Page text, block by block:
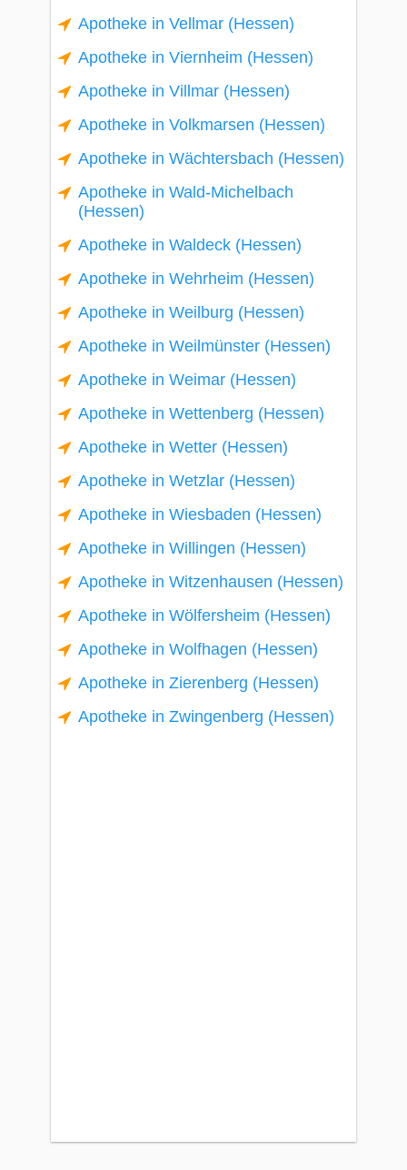
Apotheke in Vellmar (Hessen)
Apotheke in Viernheim (Hessen)
Apotheke in Villmar (Hessen)
Apotheke in Volkmarsen (Hessen)
Apotheke in Wächtersbach (Hessen)
Apotheke in Wald-Michelbach
(Hessen)
Apotheke in Waldeck (Hessen)
Apotheke in Wehrheim (Hessen)
Apotheke in Weilburg (Hessen)
Apotheke in Weilmünster (Hessen)
Apotheke in Weimar (Hessen)
Apotheke in Wettenberg (Hessen)
Apotheke in Wetter (Hessen)
Apotheke in Wetzlar (Hessen)
Apotheke in Wiesbaden (Hessen)
Apotheke in Willingen (Hessen)
Apotheke in Witzenhausen (Hessen)
Apotheke in Wölfersheim (Hessen)
Apotheke in Wolfhagen (Hessen)
Apotheke in Zierenberg (Hessen)
Apotheke in Zwingenberg (Hessen)